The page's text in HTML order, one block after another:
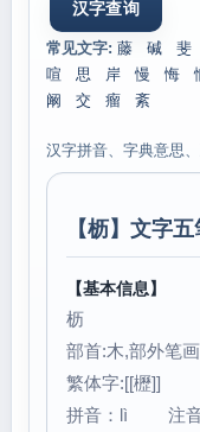
常见文字: 藤 碱 斐
喧
思 岸 慢 悔
阚
交 瘤 紊
汉字拼音、字典意思
【枥】文字五
【基本信息】
枥
部首:木,部外笔
繁体字:[[櫪]]
拼音：lì 注音